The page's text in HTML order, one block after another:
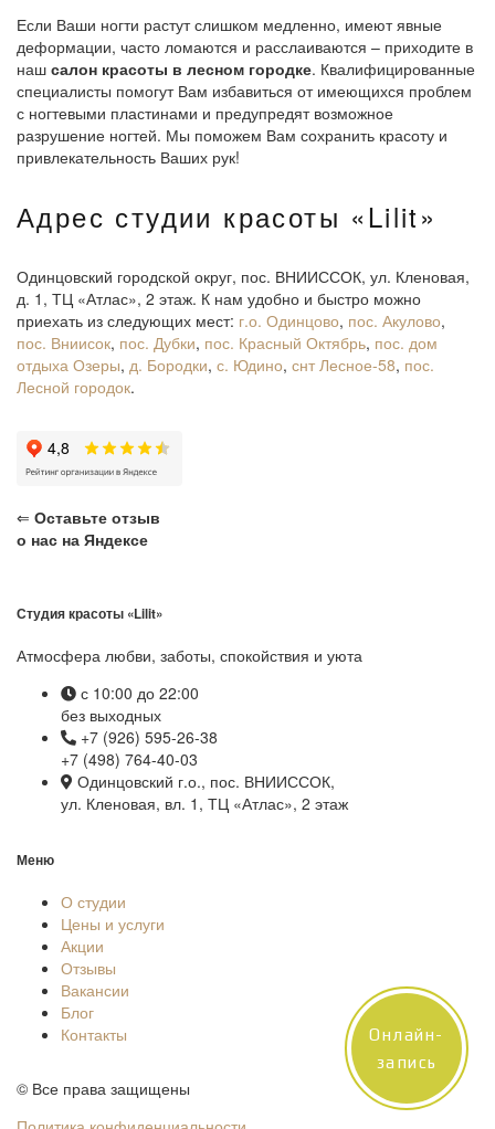
Онлайн-
запись
Если Ваши ногти растут слишком медленно, имеют явные
деформации, часто ломаются и расслаиваются – приходите в
наш салон красоты в лесном городке. Квалифицированные
специалисты помогут Вам избавиться от имеющихся проблем
с ногтевыми пластинами и предупредят возможное
разрушение ногтей. Мы поможем Вам сохранить красоту и
привлекательность Ваших рук!
Адрес студии красоты «Lilit»
Одинцовский городской округ, пос. ВНИИССОК, ул. Кленовая,
д. 1, ТЦ «Атлас», 2 этаж. К нам удобно и быстро можно
приехать из следующих мест: г.о. Одинцово, пос. Акулово,
пос. Вниисок, пос. Дубки, пос. Красный Октябрь, пос. дом
отдыха Озеры, д. Бородки, с. Юдино, снт Лесное-58, пос.
Лесной городок.
⇐ Оставьте отзыв
о нас на Яндексе
Студия красоты «Lilit»
Атмосфера любви, заботы, спокойствия и уюта
с 10:00 до 22:00
без выходных
+7 (926) 595-26-38
+7 (498) 764-40-03
Одинцовский г.о., пос. ВНИИССОК,
ул. Кленовая, вл. 1, ТЦ «Атлас», 2 этаж
Меню
О студии
Цены и услуги
Акции
Отзывы
Вакансии
Блог
Контакты
© Все права защищены